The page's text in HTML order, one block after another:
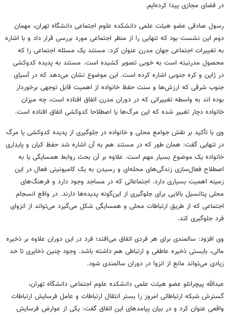
در فضای مجازی پیدا کرده‌ایم.
رسول صادقی عضو هیئت علمی دانشکده علوم اجتماعی دانشگاه تهران، مهمان
دوم این نشست بود که تنهایی را از منظر اجتماعی مورد بررسی قرار داد و با اشاره
به تغییرات اجتماعی جهان مدرن عنوان کرد: مستند یک مسئله‌ اجتماعی را که
محصول مدرنیته است به خوبی تصویر کشیده است. مستند به پدیده‌ کدوکشی
در ژاپن و کره‌ جنوبی اشاره کرده است. این موضوع نشان می‌دهد که در آسیای
جنوب شرقی که ارزش‌ها و سنت حفظ خانواده از اهمیت قابل توجهی برخوردار
بوده اند به واسطه تغییراتی که در دوران مدرن اتفاق افتاده است، چه میزان
خانواده دچار تغییر شده که این مرگ‌ها یا اصطلاحا کدوکشی اتفاق افتاده است.
وی با تأکید بر نقش جوامع محلی و خانواده در جلوگیری از پدیده کدوکشی یا مرگ
در تنهایی گفت: همان طور که در مستند هم به آن اشاره شد حفظ کیان و پایداری
خانواده یک موضوع بسیار مهم است. علاوه بر آن بحث روابط همسایگی یا به
اصطلاح فعال‌سازی زندگی‌های محله‌ای و رسیدن به یک کامیونیتی فعال در این
زمینه اهمیت بسیاری دارد. اجتماعاتی که در مساجد وجود دارد و فرهنگ‌های
محلی پتانسیل بالایی برای جلوگیری از این‌گونه پدیده‌ها دارند. در واقع انسجام
اجتماعی‌ که از طریق ارتباطات محلی و همسایگی شکل ‌می‌گیرد می‌تواند از انزوای
فرد جلوگیری کند.
وی افزود: سالمندی برای هر فردی اتفاق می‌افتد؛ فرد در این دوران علاوه بر ذخیره
مالی، بایستی ذخیره عاطفی و ارتباطی هم داشته باشد. وجود چنین ذخایری تا حد
زیادی می‌تواند مانع از انزوا در دوران سالمندی شود.
عبدالله پیچرانلو عضو هیئت علمی دانشکده علوم اجتماعی دانشگاه تهران،
گسترش شبکه ارتباطاتی امروز را بستر انتقال ارتباطات و عامل فرسایش ارتباطات
واقعی عنوان کرد و در بیان پیامدهای این اتفاق گفت: یکی از عوارض فرسایش